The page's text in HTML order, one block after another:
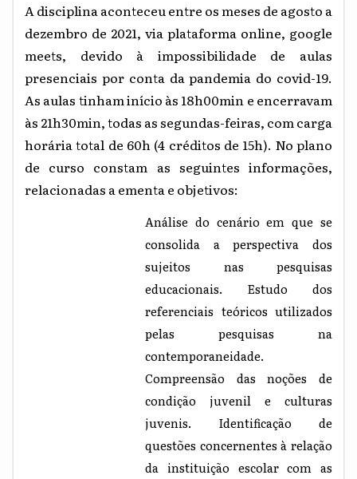
A disciplina aconteceu entre os meses de agosto a
dezembro de 2021, via plataforma online, google
meets, devido à impossibilidade de aulas
presenciais por conta da pandemia do covid-19.
As aulas tinham início às 18h00min e encerravam
às 21h30min, todas as segundas-feiras, com carga
horária total de 60h (4 créditos de 15h). No plano
de curso constam as seguintes informações,
relacionadas a ementa e objetivos:
Análise do cenário em que se
consolida a perspectiva dos
sujeitos nas pesquisas
educacionais. Estudo dos
referenciais teóricos utilizados
pelas pesquisas na
contemporaneidade.
Compreensão das noções de
condição juvenil e culturas
juvenis. Identificação de
questões concernentes à relação
da instituição escolar com as